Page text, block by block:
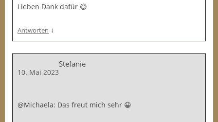
Lieben Dank dafür 😋
Antworten ↓
Stefanie
10. Mai 2023
@Michaela: Das freut mich sehr 😀